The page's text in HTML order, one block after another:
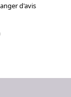
d'avis